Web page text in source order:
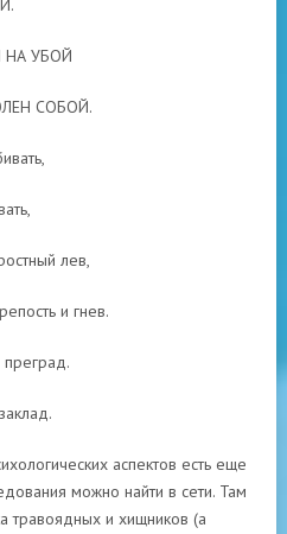
НА УБОЙ
СОБОЙ.
лев,
и гнев.
аспектов есть еще
можно найти в сети. Там
травоядных и хищников (а